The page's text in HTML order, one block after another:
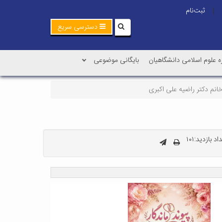
|
ثبت‌نام
دسترسی سریع
علوم اسلامی دانشگاهیان بایگانی موضوعی
دکتر راضیه علی اکبری
بازدید:۱۰۱